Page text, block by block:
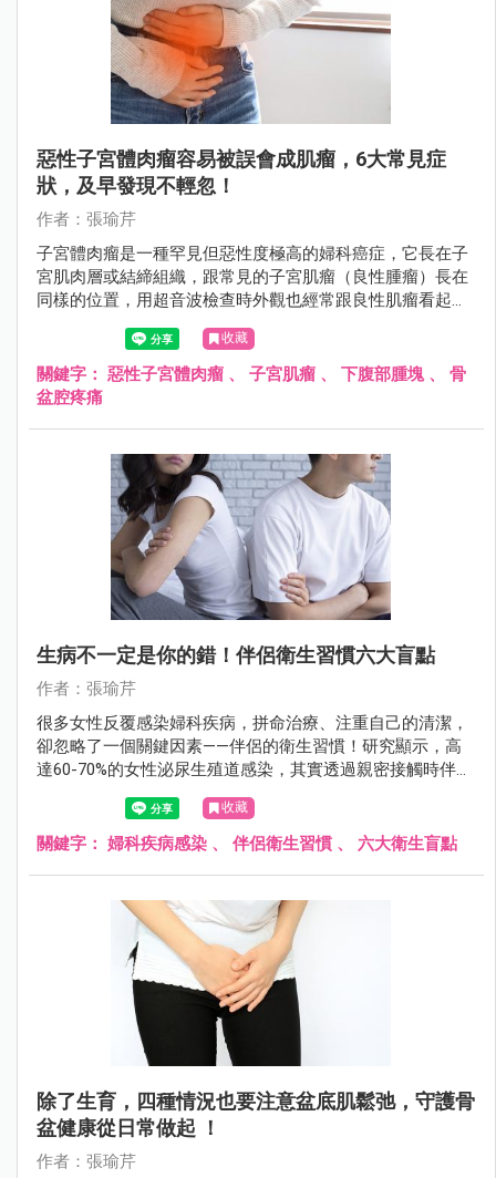
惡性子宮體肉瘤容易被誤會成肌瘤，6大常見症
狀，及早發現不輕忽！
作者：張瑜芹
子宮體肉瘤是一種罕見但惡性度極高的婦科癌症，它長在子
宮肌肉層或結締組織，跟常見的子宮肌瘤（良性腫瘤）長在
同樣的位置，用超音波檢查時外觀也經常跟良性肌瘤看起來
無異，所以非常容易被誤認為是「普通的肌瘤」。
收藏
關鍵字： 惡性子宮體肉瘤 、 子宮肌瘤 、 下腹部腫塊、 骨
盆腔疼痛
生病不一定是你的錯！伴侶衛生習慣六大盲點
作者：張瑜芹
很多女性反覆感染婦科疾病，拼命治療、注重自己的清潔，
卻忽略了一個關鍵因素——伴侶的衛生習慣！研究顯示，高
達60-70%的女性泌尿生殖道感染，其實透過親密接觸時伴侶
帶來的細菌、病毒或黴菌造成。
收藏
關鍵字： 婦科疾病感染 、 伴侶衛生習慣 、 六大衛生盲點
除了生育，四種情況也要注意盆底肌鬆弛，守護骨
盆健康從日常做起 ！
作者：張瑜芹